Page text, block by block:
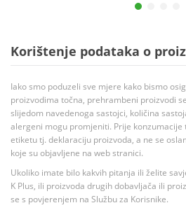
Korištenje podataka o
Iako smo poduzeli sve mjere kako bismo
proizvodima točna, prehrambeni proizvodi
slijedom navedenoga sastojci, količina
alergeni mogu promjeniti. Prije
etiketu tj. deklaraciju proizvoda, a ne se
koje su objavljene na web stranici.
Ukoliko imate bilo kakvih pitanja ili želite
K Plus, ili proizvoda drugih dobavljača ili
se s povjerenjem na Službu za Korisnike.